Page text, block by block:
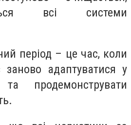
всі системи
період – це час, коли
адаптуватися у
та продемонструвати